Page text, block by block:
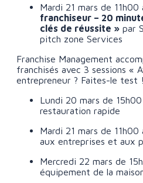
Mardi 21 mars de
franchiseur – 20
clés de réussite » par
pitch zone Services
Franchise Management
franchisés avec 3 sessions «
entrepreneur ? Faites-le test
Lundi 20 mars de
restauration rapide
Mardi 21 mars de
aux entreprises et aux
Mercredi 22 mars de
équipement de la